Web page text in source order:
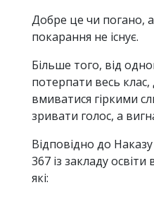
Добре це чи погано,
покарання не існує.
Більше того, від
потерпати весь клас,
вмиватися гіркими
зривати голос, а
Відповідно до
367 із закладу освіти
які: